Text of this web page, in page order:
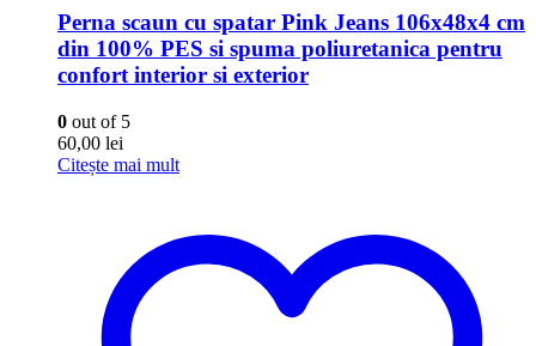
Perna scaun cu spatar Pink Jeans 106x48x4 cm
din 100% PES si spuma poliuretanica pentru
confort interior si exterior
0 out of 5
60,00 lei
Citește mai mult